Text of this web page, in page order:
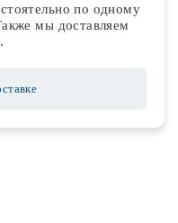
по одному
мы доставляем